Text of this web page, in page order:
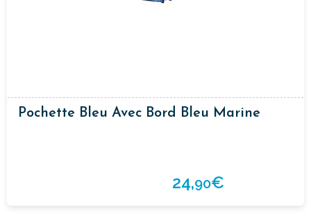
Pochette Bleu Avec Bord Bleu Marine
24,90€